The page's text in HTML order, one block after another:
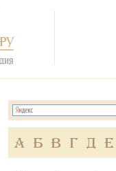
А Б В Г Д Е